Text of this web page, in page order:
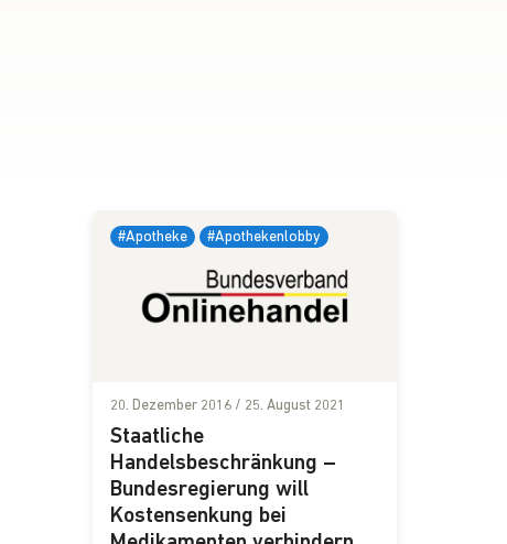
#Apotheke #Apothekenlobby
20. Dezember 2016 / 25. August 2021
Staatliche
Handelsbeschränkung –
Bundesregierung will
Kostensenkung bei